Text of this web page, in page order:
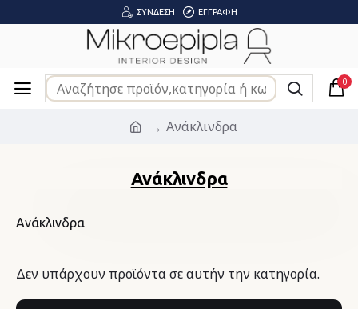
ΣΎΝΔΕΣΗ ΕΓΓΡΑΦΉ
0
Ανάκλινδρα
Ανάκλινδρα
Ανάκλινδρα
Δεν υπάρχουν προϊόντα σε αυτήν την κατηγορία.